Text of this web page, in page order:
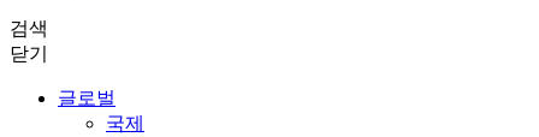
검색
닫기
글로벌
국제